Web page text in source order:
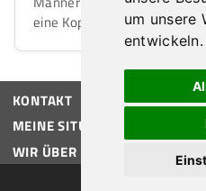
um unsere
entwickeln.
eine Kopfbedeckung zu
KONTAKT
MEINE SITUATION
WIR ÜBER UNS